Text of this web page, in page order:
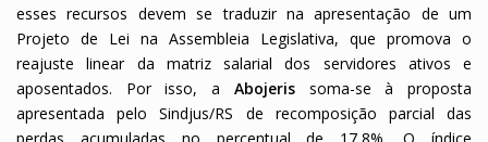
esses recursos devem se traduzir na apresentação de um
Projeto de Lei na Assembleia Legislativa, que promova o
reajuste linear da matriz salarial dos servidores ativos e
aposentados. Por isso, a Abojeris soma-se à proposta
apresentada pelo Sindjus/RS de recomposição parcial das
perdas acumuladas no percentual de 17,8%. O índice